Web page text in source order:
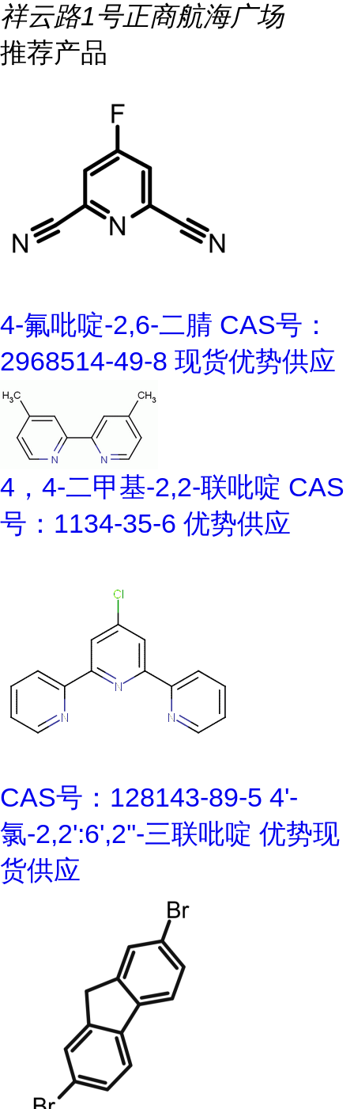
祥云路1号正商航海广场
推荐产品
4-氟吡啶-2,6-二腈 CAS号：
2968514-49-8 现货优势供应
4，4-二甲基-2,2-联吡啶 CAS
号：1134-35-6 优势供应
CAS号：128143-89-5 4'-
氯-2,2':6',2''-三联吡啶 优势现
货供应